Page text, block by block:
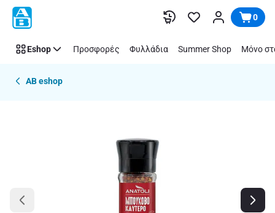
Παράλειψη 0
Eshop Προσφορές Φυλλάδια Summer Shop Μόνο
AB eshop